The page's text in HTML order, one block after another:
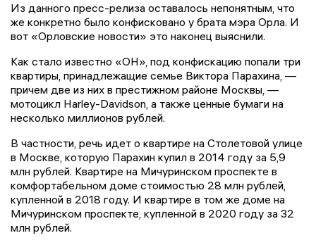
Из данного пресс-релиза оставалось непонятным, что
же конкретно было конфисковано у брата мэра Орла. И
вот «Орловские новости» это наконец выяснили.
Как стало известно «ОН», под конфискацию попали три
квартиры, принадлежащие семье Виктора Парахина, —
причем две из них в престижном районе Москвы, —
мотоцикл Harley-Davidson, а также ценные бумаги на
несколько миллионов рублей.
В частности, речь идет о квартире на Столетовой улице
в Москве, которую Парахин купил в 2014 году за 5,9
млн рублей. Квартире на Мичуринском проспекте в
комфортабельном доме стоимостью 28 млн рублей,
купленной в 2018 году. И квартире в том же доме на
Мичуринском проспекте, купленной в 2020 году за 32
млн рублей.